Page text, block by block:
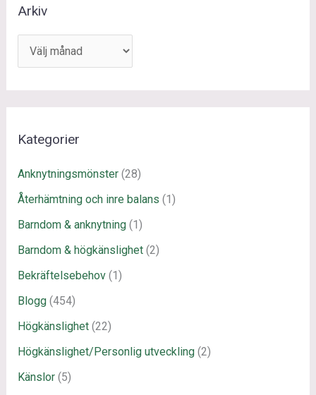
Arkiv
r
k
Kategorier
Anknytningsmönster(28)
Återhämtning och inre balans (1)
Barndom & anknytning(1)
Barndom & högkänslighet(2)
Bekräftelsebehov(1)
Blogg(454)
Högkänslighet(22)
Högkänslighet/Personlig utveckling(2)
Känslor(5)